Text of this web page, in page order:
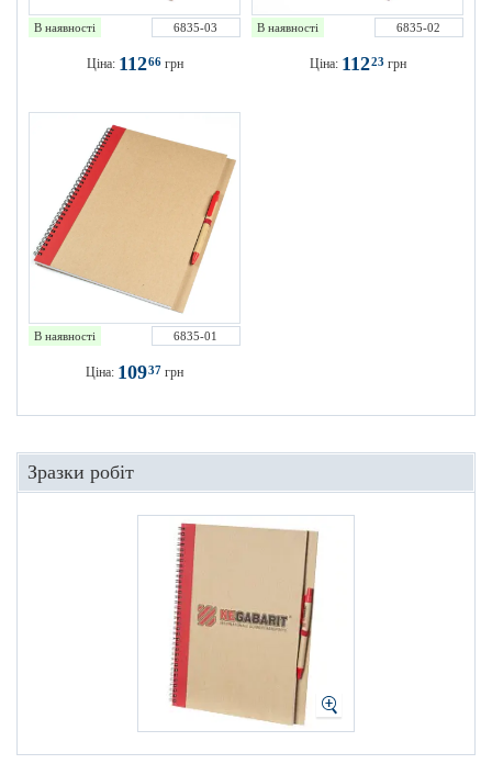
В наявності 6835-03
Ціна: 11266грн
В наявності 6835-02
Ціна: 11223 грн
В наявності 6835-01
Ціна: 10937 грн
Зразки робіт